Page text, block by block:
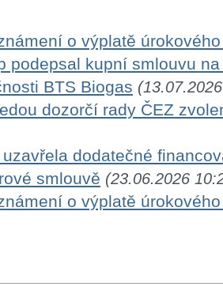
o výplatě
podepsal kupní smlouvu
BTS Biogas
dozorčí rady ČEZ
dodatečné
smlouvě (23.06.2026
o výplatě